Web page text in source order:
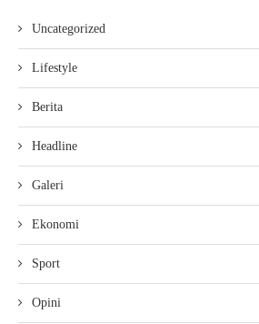
Uncategorized
Lifestyle
Berita
Headline
Galeri
Ekonomi
Sport
Opini